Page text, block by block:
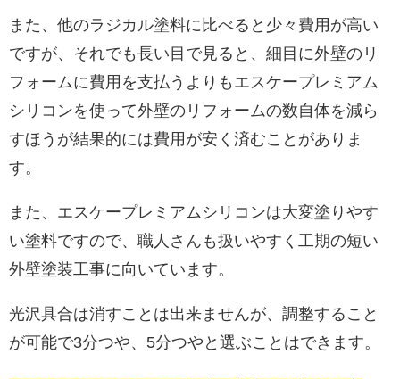
また、他のラジカル塗料に比べると少々費用が高い
ですが、それでも長い目で見ると、細目に外壁のリ
フォームに費用を支払うよりもエスケープレミアム
シリコンを使って外壁のリフォームの数自体を減ら
すほうが結果的には費用が安く済むことがありま
す。
また、エスケープレミアムシリコンは大変塗りやす
い塗料ですので、職人さんも扱いやすく工期の短い
外壁塗装工事に向いています。
光沢具合は消すことは出来ませんが、調整すること
が可能で3分つや、5分つやと選ぶことはできます。